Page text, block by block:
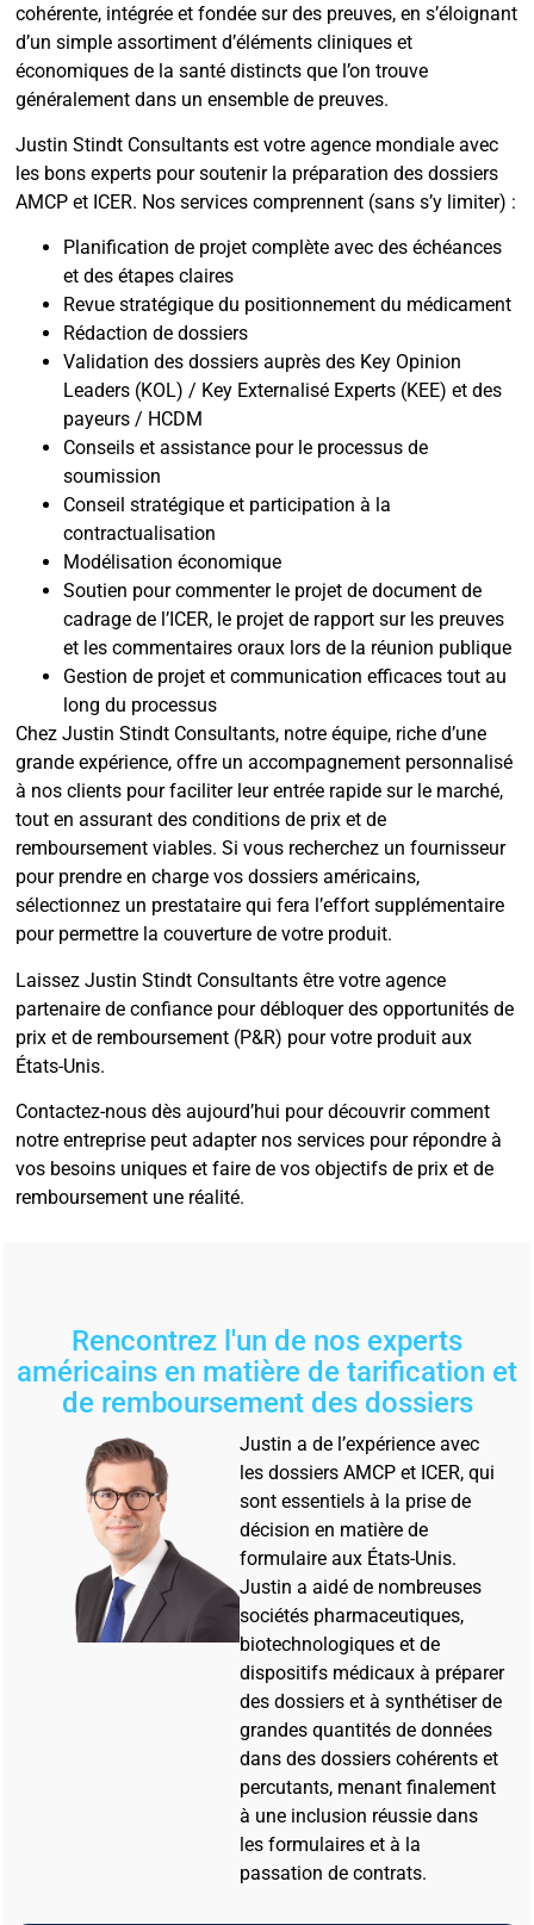
cohérente, intégrée et fondée sur des preuves, en s’éloignant
d’un simple assortiment d’éléments cliniques et
économiques de la santé distincts que l’on trouve
généralement dans un ensemble de preuves.
Justin Stindt Consultants est votre agence mondiale avec
les bons experts pour soutenir la préparation des dossiers
AMCP et ICER. Nos services comprennent (sans s’y limiter) :
Planification de projet complète avec des échéances
et des étapes claires
Revue stratégique du positionnement du médicament
Rédaction de dossiers
Validation des dossiers auprès des Key Opinion
Leaders (KOL) / Key Externalisé Experts (KEE) et des
payeurs / HCDM
Conseils et assistance pour le processus de
soumission
Conseil stratégique et participation à la
contractualisation
Modélisation économique
Soutien pour commenter le projet de document de
cadrage de l’ICER, le projet de rapport sur les preuves
et les commentaires oraux lors de la réunion publique
Gestion de projet et communication efficaces tout au
long du processus
Chez Justin Stindt Consultants, notre équipe, riche d’une
grande expérience, offre un accompagnement personnalisé
à nos clients pour faciliter leur entrée rapide sur le marché,
tout en assurant des conditions de prix et de
remboursement viables. Si vous recherchez un fournisseur
pour prendre en charge vos dossiers américains,
sélectionnez un prestataire qui fera l’effort supplémentaire
pour permettre la couverture de votre produit.
Laissez Justin Stindt Consultants être votre agence
partenaire de confiance pour débloquer des opportunités de
prix et de remboursement (P&R) pour votre produit aux
États-Unis.
Contactez-nous dès aujourd’hui pour découvrir comment
notre entreprise peut adapter nos services pour répondre à
vos besoins uniques et faire de vos objectifs de prix et de
remboursement une réalité.
Rencontrez l'un de nos experts
américains en matière de tarification et
de remboursement des dossiers
Justin a de l’expérience avec
les dossiers AMCP et ICER, qui
sont essentiels à la prise de
décision en matière de
formulaire aux États-Unis.
Justin a aidé de nombreuses
sociétés pharmaceutiques,
biotechnologiques et de
dispositifs médicaux à préparer
des dossiers et à synthétiser de
grandes quantités de données
dans des dossiers cohérents et
percutants, menant finalement
à une inclusion réussie dans
les formulaires et à la
passation de contrats.